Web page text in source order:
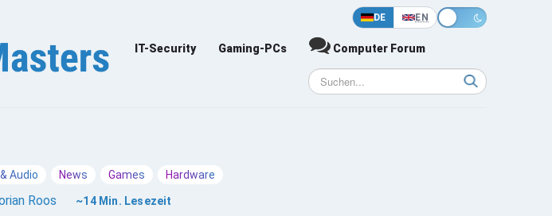
DE EN
IT-Security Gaming-PCs Computer Forum
Audio News Games Hardware
Roos ~14 Min. Lesezeit